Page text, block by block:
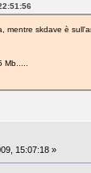
mentre skdave è
15:07:18 »